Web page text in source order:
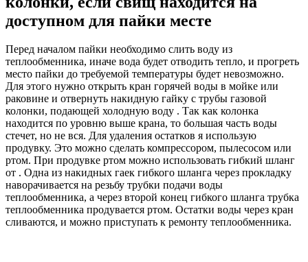
доступном для пайки месте
Перед началом пайки необходимо слить воду из
теплообменника, иначе вода будет отводить тепло, и прогреть
место пайки до требуемой температуры будет невозможно.
Для этого нужно открыть кран горячей воды в мойке или
раковине и отвернуть накидную гайку с трубы газовой
колонки, подающей холодную воду . Так как колонка
находится по уровню выше крана, то большая часть воды
стечет, но не вся. Для удаления остатков я использую
продувку. Это можно сделать компрессором, пылесосом или
ртом. При продувке ртом можно использовать гибкий шланг
от . Одна из накидных гаек гибкого шланга через прокладку
наворачивается на резьбу трубки подачи воды
теплообменника, а через второй конец гибкого шланга трубка
теплообменника продувается ртом. Остатки воды через кран
сливаются, и можно приступать к ремонту теплообменника.